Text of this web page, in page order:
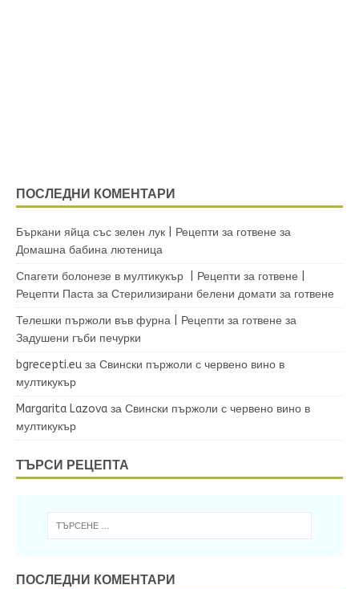
ПОСЛЕДНИ КОМЕНТАРИ
Бъркани яйца със зелен лук | Рецепти за готвене за
Домашна бабина лютеница
Спагети болонезе в мултикукър | Рецепти за готвене |
Рецепти Паста за Стерилизирани белени домати за готвене
Телешки пържоли във фурна | Рецепти за готвене за
Задушени гъби печурки
bgrecepti.eu за Свински пържоли с червено вино в
мултикукър
Margarita Lazova за Свински пържоли с червено вино в
мултикукър
ТЪРСИ РЕЦЕПТА
ПОСЛЕДНИ КОМЕНТАРИ